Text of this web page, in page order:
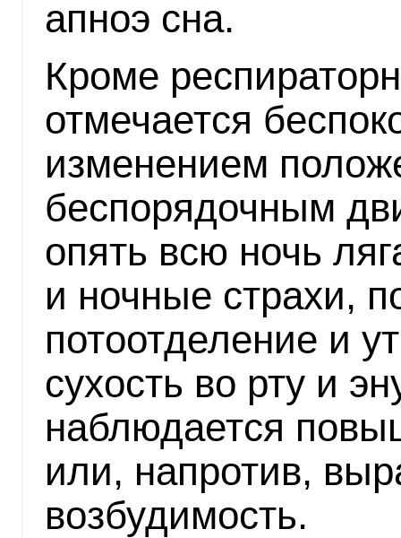
апноэ сна.
Кроме
отмечается
изменением
беспорядочным
опять всю ночь
и ночные страхи,
потоотделение и
сухость во рту и
наблюдается
или, напротив,
возбудимость.